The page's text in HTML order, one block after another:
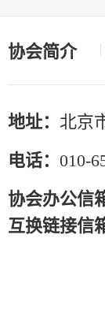
协会简介
地址： 北京
电话： 010-
协会办公信
互换链接信